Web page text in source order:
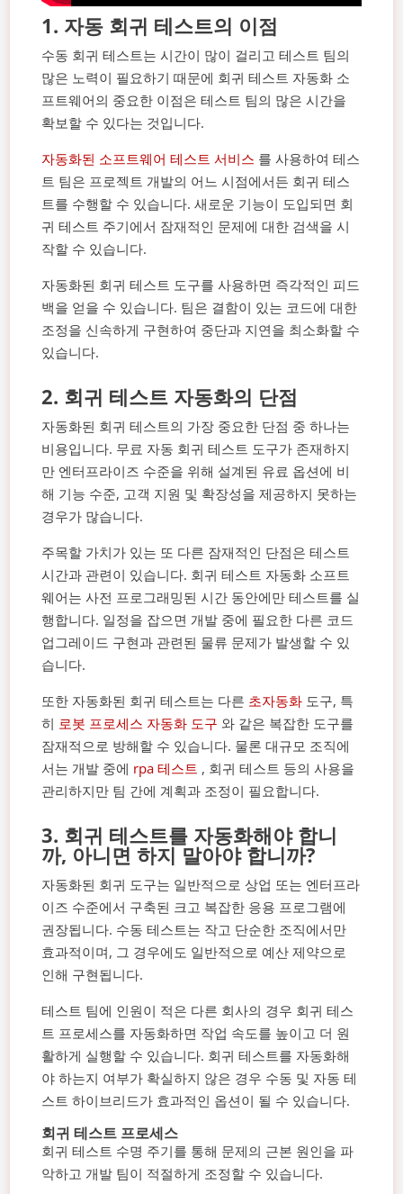
1. 자동 회귀 테스트의 이점
수동 회귀 테스트는 시간이 많이 걸리고 테스트 팀의
많은 노력이 필요하기 때문에 회귀 테스트 자동화 소
프트웨어의 중요한 이점은 테스트 팀의 많은 시간을
확보할 수 있다는 것입니다.
자동화된 소프트웨어 테스트 서비스 를 사용하여 테스
트 팀은 프로젝트 개발의 어느 시점에서든 회귀 테스
트를 수행할 수 있습니다. 새로운 기능이 도입되면 회
귀 테스트 주기에서 잠재적인 문제에 대한 검색을 시
작할 수 있습니다.
자동화된 회귀 테스트 도구를 사용하면 즉각적인 피드
백을 얻을 수 있습니다. 팀은 결함이 있는 코드에 대한
조정을 신속하게 구현하여 중단과 지연을 최소화할 수
있습니다.
2. 회귀 테스트 자동화의 단점
자동화된 회귀 테스트의 가장 중요한 단점 중 하나는
비용입니다. 무료 자동 회귀 테스트 도구가 존재하지
만 엔터프라이즈 수준을 위해 설계된 유료 옵션에 비
해 기능 수준, 고객 지원 및 확장성을 제공하지 못하는
경우가 많습니다.
주목할 가치가 있는 또 다른 잠재적인 단점은 테스트
시간과 관련이 있습니다. 회귀 테스트 자동화 소프트
웨어는 사전 프로그래밍된 시간 동안에만 테스트를 실
행합니다. 일정을 잡으면 개발 중에 필요한 다른 코드
업그레이드 구현과 관련된 물류 문제가 발생할 수 있
습니다.
또한 자동화된 회귀 테스트는 다른 초자동화 도구, 특
히 로봇 프로세스 자동화 도구 와 같은 복잡한 도구를
잠재적으로 방해할 수 있습니다. 물론 대규모 조직에
서는 개발 중에 rpa 테스트 , 회귀 테스트 등의 사용을
관리하지만 팀 간에 계획과 조정이 필요합니다.
3. 회귀 테스트를 자동화해야 합니
까, 아니면 하지 말아야 합니까?
자동화된 회귀 도구는 일반적으로 상업 또는 엔터프라
이즈 수준에서 구축된 크고 복잡한 응용 프로그램에
권장됩니다. 수동 테스트는 작고 단순한 조직에서만
효과적이며, 그 경우에도 일반적으로 예산 제약으로
인해 구현됩니다.
테스트 팀에 인원이 적은 다른 회사의 경우 회귀 테스
트 프로세스를 자동화하면 작업 속도를 높이고 더 원
활하게 실행할 수 있습니다. 회귀 테스트를 자동화해
야 하는지 여부가 확실하지 않은 경우 수동 및 자동 테
스트 하이브리드가 효과적인 옵션이 될 수 있습니다.
회귀 테스트 프로세스
회귀 테스트 수명 주기를 통해 문제의 근본 원인을 파
악하고 개발 팀이 적절하게 조정할 수 있습니다.